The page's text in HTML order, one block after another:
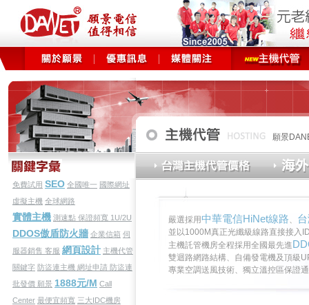
願景
免費試用 SEO 全國唯一 國際網址
虛擬主機 全球網路
實體主機 測速點 保證頻寬 1U/2U
DDOS傲盾防火牆 企業信箱 伺
服器銷售 客服 網頁設計 主機代管
關鍵字 防盜連主機 網址申請 防盜連
批發價 願景 1888元/M Call
Center 最便宜頻寬 三大IDC機房
嚴選採用中華電信HiNet線路、
並以1000M真正光纖級線路直接接入
主機託管機房全程採用全國最先進
雙迴路網路結構、自備發電機及頂級
專業空調送風技術、獨立溫控區保證